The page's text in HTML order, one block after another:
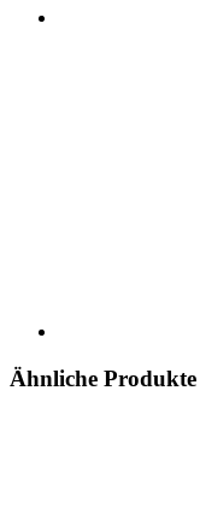
Ähnliche Produkte